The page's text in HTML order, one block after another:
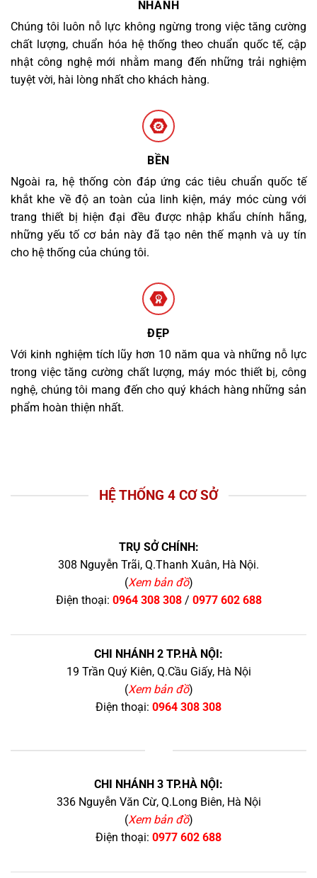
NHANH
Chúng tôi luôn nỗ lực không ngừng trong việc tăng cường
chất lượng, chuẩn hóa hệ thống theo chuẩn quốc tế, cập
nhật công nghệ mới nhằm mang đến những trải nghiệm
tuyệt vời, hài lòng nhất cho khách hàng.
BỀN
Ngoài ra, hệ thống còn đáp ứng các tiêu chuẩn quốc tế
khắt khe về độ an toàn của linh kiện, máy móc cùng với
trang thiết bị hiện đại đều được nhập khẩu chính hãng,
những yếu tố cơ bản này đã tạo nên thế mạnh và uy tín
cho hệ thống của chúng tôi.
ĐẸP
Với kinh nghiệm tích lũy hơn 10 năm qua và những nỗ lực
trong việc tăng cường chất lượng, máy móc thiết bị, công
nghệ, chúng tôi mang đến cho quý khách hàng những sản
phẩm hoàn thiện nhất.
HỆ THỐNG 4 CƠ SỞ
TRỤ SỞ CHÍNH:
308 Nguyễn Trãi, Q.Thanh Xuân, Hà Nội.
(Xem bản đồ)
Điện thoại: 0964 308 308/ 0977 602 688
CHI NHÁNH 2 TP.HÀ NỘI:
19 Trần Quý Kiên, Q.Cầu Giấy, Hà Nội
(Xem bản đồ)
Điện thoại: 0964 308 308
CHI NHÁNH 3 TP.HÀ NỘI:
336 Nguyễn Văn Cừ, Q.Long Biên, Hà Nội
(Xem bản đồ)
Điện thoại: 0977 602 688